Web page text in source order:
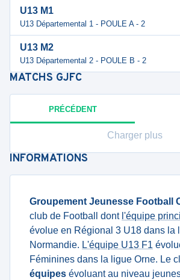
U13 M1
U13 Départemental 1 - POULE A - 2
U13 M2
U13 Départemental 2 - POULE B - 2
MATCHS GJFC
PRÉCÉDENT
Charger plus
INFORMATIONS
Groupement Jeunesse Football
club de Football dont l'équipe
évolue en Régional 3 U18 dans la
Normandie. L'équipe U13 F1
Féminines dans la ligue Orne. Le
équipes évoluant au niveau